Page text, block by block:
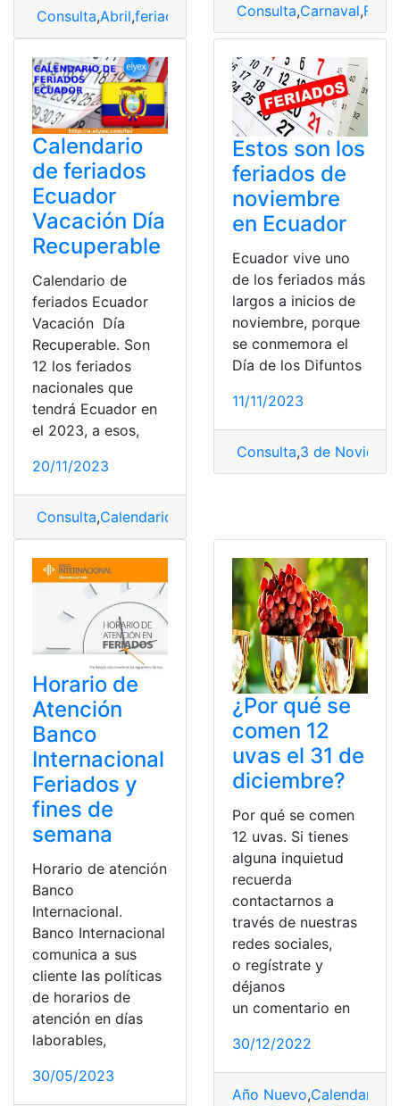
Consulta,Abril,feriados Feriados Abril
Consulta,Carnaval,
Calendario
de feriados
Ecuador
Vacación Día
Recuperable
Calendario de
feriados Ecuador
Vacación Día
Recuperable. Son
12 los feriados
nacionales que
tendrá Ecuador en
el 2023, a esos,
20/11/2023
Consulta,Calendario
Estos son los
feriados de
noviembre
en Ecuador
Ecuador vive uno
de los feriados más
largos a inicios de
noviembre, porque
se conmemora el
Día de los Difuntos
11/11/2023
Consulta,3 de
Horario de
Atención
Banco
Internacional
Feriados y
fines de
semana
Horario de atención
Banco
Internacional.
Banco Internacional
comunica a sus
cliente las políticas
de horarios de
atención en días
laborables,
30/05/2023
¿Por qué se
comen 12
uvas el 31 de
diciembre?
Por qué se comen
12 uvas. Si tienes
alguna inquietud
recuerda
contactarnos a
través de nuestras
redes sociales,
o regístrate y
déjanos
un comentario en
30/12/2022
Año Nuevo,Calendario